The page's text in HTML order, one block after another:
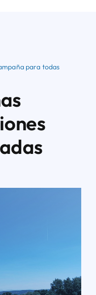
para todas